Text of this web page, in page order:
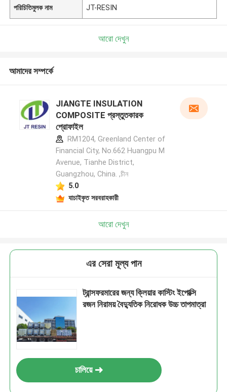
পরিচিতিমুলক নাম JT-RESIN
আরো দেখুন
আমাদের সম্পর্কে
JIANGTE INSULATION
COMPOSITE প্রস্তুতকারক
প্রোফাইল
RM1204, Greenland Center of
Financial City, No.662 Huangpu M
Avenue, Tianhe District,
Guangzhou, China. ,চীন
5.0
যাচাইকৃত সরবরাহকারী
আরো দেখুন
এর সেরা মূল্য পান
ট্রান্সফরমারের জন্য ক্লিয়ার কাস্টিং ইপোক্সি
রজন নিরাময় বৈদ্যুতিক নিরোধক উচ্চ তাপমাত্রা
চালিয়ে